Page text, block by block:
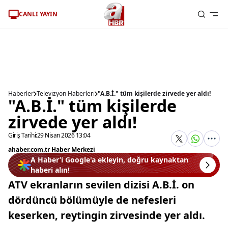
CANLI YAYIN
Haberler Televizyon Haberleri "A.B.İ." tüm kişilerde zirvede yer aldı!
"A.B.İ." tüm kişilerde
zirvede yer aldı!
Giriş Tarihi:29 Nisan 2026 13:04
ahaber.com.tr Haber Merkezi
A Haber’i Google'a ekleyin, doğru kaynaktan
haberi alın!
ATV ekranların sevilen dizisi A.B.İ. on
dördüncü bölümüyle de nefesleri
keserken, reytingin zirvesinde yer aldı.